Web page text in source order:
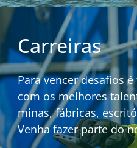
Carreiras
Para vencer desafios
com os melhores
minas, fábricas,
Venha fazer parte do